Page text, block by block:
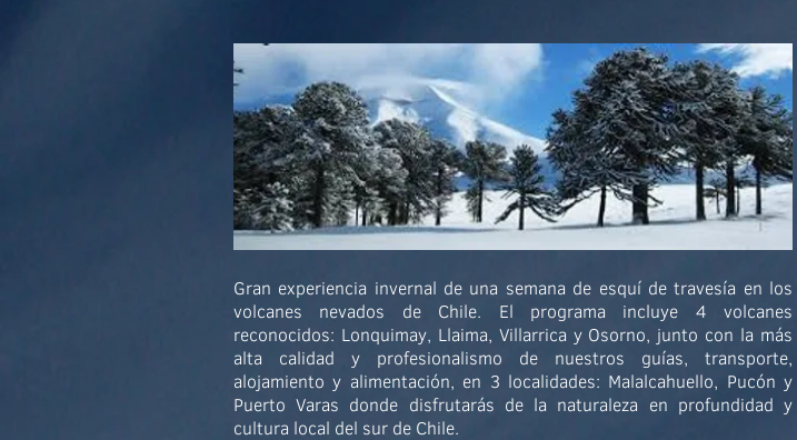
Gran experiencia invernal de una semana de esquí de travesía en los
volcanes nevados de Chile. El programa incluye 4 volcanes
reconocidos: Lonquimay, Llaima, Villarrica y Osorno, junto con la más
alta calidad y profesionalismo de nuestros guías, transporte,
alojamiento y alimentación, en 3 localidades: Malalcahuello, Pucón y
Puerto Varas donde disfrutarás de la naturaleza en profundidad y
cultura local del sur de Chile.